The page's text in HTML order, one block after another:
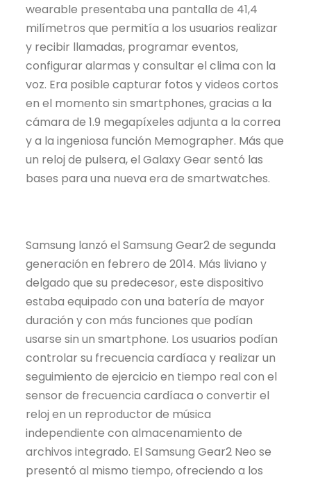
wearable presentaba una pantalla de 41,4
milímetros que permitía a los usuarios realizar
y recibir llamadas, programar eventos,
configurar alarmas y consultar el clima con la
voz. Era posible capturar fotos y videos cortos
en el momento sin smartphones, gracias a la
cámara de 1.9 megapíxeles adjunta a la correa
y a la ingeniosa función Memographer. Más que
un reloj de pulsera, el Galaxy Gear sentó las
bases para una nueva era de smartwatches.
Samsung lanzó el Samsung Gear2 de segunda
generación en febrero de 2014. Más liviano y
delgado que su predecesor, este dispositivo
estaba equipado con una batería de mayor
duración y con más funciones que podían
usarse sin un smartphone. Los usuarios podían
controlar su frecuencia cardíaca y realizar un
seguimiento de ejercicio en tiempo real con el
sensor de frecuencia cardíaca o convertir el
reloj en un reproductor de música
independiente con almacenamiento de
archivos integrado. El Samsung Gear2 Neo se
presentó al mismo tiempo, ofreciendo a los